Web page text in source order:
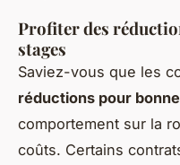
Profiter des
stages
Saviez-vous que les
réductions pour
comportement sur la
coûts. Certains